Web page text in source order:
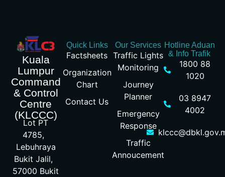
Kuala
Lumpur
Command
& Control
Centre
(KLCCC)
Lot PT
4785,
Lebuhraya
Bukit Jalil,
57000 Bukit
Quick Links
Factsheets
Organization
Chart
Contact Us
Our Services
Traffic Lights
Monitoring
Journey
Planner
Emergency
Response
Traffic
Annoucement
Hotline Aduan
& Info Trafik
1800 88
1020
03 8947
4002